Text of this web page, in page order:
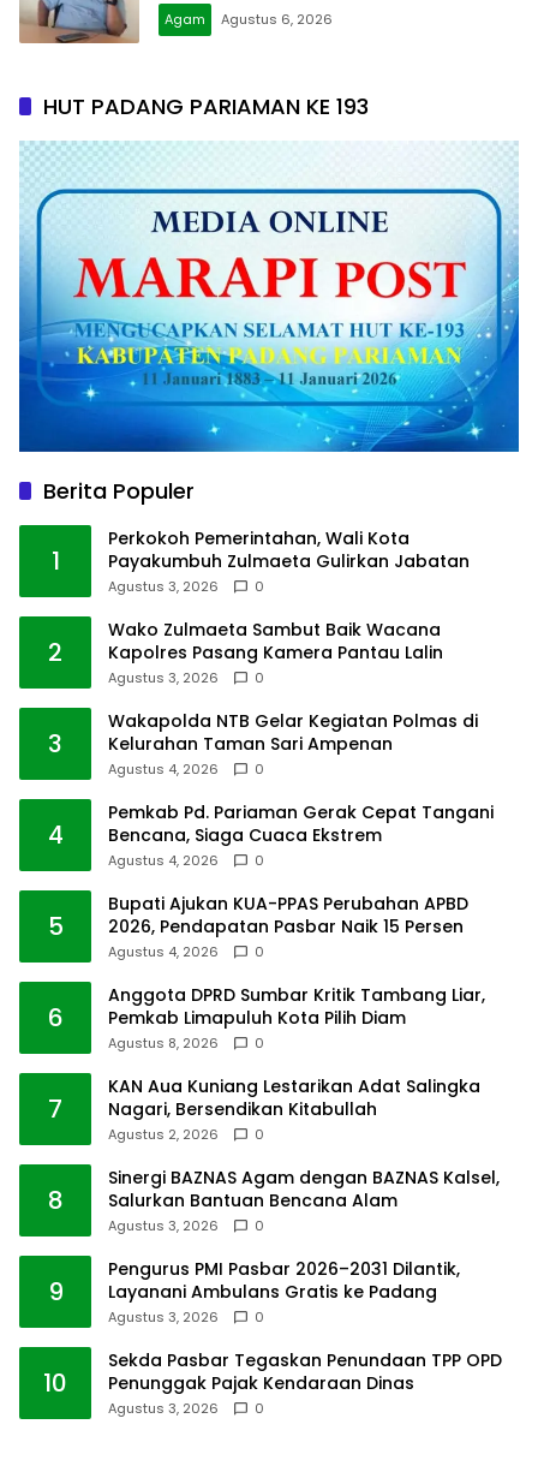
Agam Agustus 6, 2026
HUT PADANG PARIAMAN KE 193
Berita Populer
1
Perkokoh Pemerintahan, Wali Kota
Payakumbuh Zulmaeta Gulirkan Jabatan
Agustus 3, 2026 0
2
Wako Zulmaeta Sambut Baik Wacana
Kapolres Pasang Kamera Pantau Lalin
Agustus 3, 2026 0
3
Wakapolda NTB Gelar Kegiatan Polmas di
Kelurahan Taman Sari Ampenan
Agustus 4, 2026 0
4
Pemkab Pd. Pariaman Gerak Cepat Tangani
Bencana, Siaga Cuaca Ekstrem
Agustus 4, 2026 0
5
Bupati Ajukan KUA-PPAS Perubahan APBD
2026, Pendapatan Pasbar Naik 15 Persen
Agustus 4, 2026 0
6
Anggota DPRD Sumbar Kritik Tambang Liar,
Pemkab Limapuluh Kota Pilih Diam
Agustus 8, 2026 0
7
KAN Aua Kuniang Lestarikan Adat Salingka
Nagari, Bersendikan Kitabullah
Agustus 2, 2026 0
8
Sinergi BAZNAS Agam dengan BAZNAS Kalsel,
Salurkan Bantuan Bencana Alam
Agustus 3, 2026 0
9
Pengurus PMI Pasbar 2026–2031 Dilantik,
Layanani Ambulans Gratis ke Padang
Agustus 3, 2026 0
10
Sekda Pasbar Tegaskan Penundaan TPP OPD
Penunggak Pajak Kendaraan Dinas
Agustus 3, 2026 0